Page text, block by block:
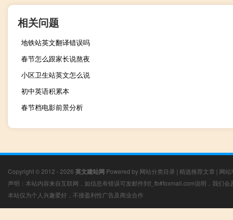
相关问题
地铁站英文翻译错误吗
春节怎么跟家长说熬夜
小区卫生站英文怎么说
初中英语积累本
春节档电影前景分析
Copyright © 2012 - 2026 英文建站网 Powered by 网站分类目录 | 精选推荐文章 | 网站
声明：本站内容来自互联网，如信息有错误可发邮件到f_fb#foxmail.com说明，我们会
本站仅为个人兴趣爱好，不接盈利性广告及商业合作